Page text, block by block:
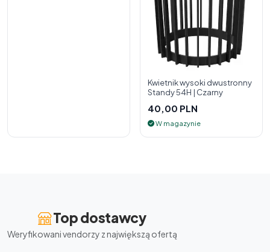
Kwietnik wysoki dwustronny
Standy 54H | Czarny
40,00 PLN
W magazynie
Top dostawcy
Weryfikowani vendorzy z największą ofertą